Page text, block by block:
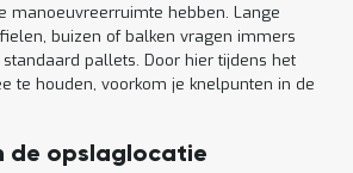
manoeuvreerruimte hebben. Lange
buizen of balken vragen immers
pallets. Door hier tijdens het
te houden, voorkom je knelpunten in de
de opslaglocatie